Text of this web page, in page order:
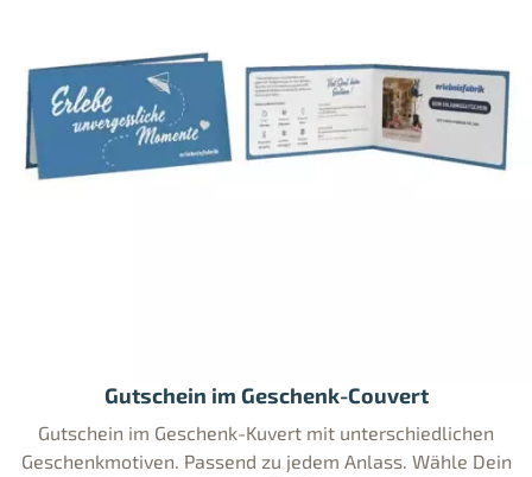
Gutschein im Geschenk-Couvert
Gutschein im Geschenk-Kuvert mit unterschiedlichen
Geschenkmotiven. Passend zu jedem Anlass. Wähle Dein